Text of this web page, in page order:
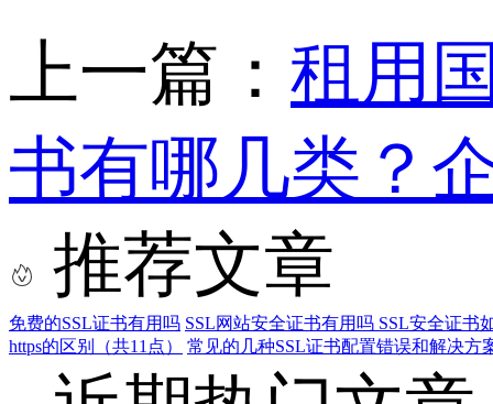
上一篇： 租用
书有哪几类？
推荐文章
免费的SSL证书有用吗 SSL网站安全证书有用吗 SSL安全证书
https的区别（共11点）
常见的几种SSL证书配置错误和解决方